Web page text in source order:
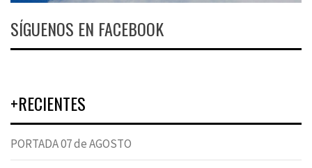
SÍGUENOS EN FACEBOOK
+RECIENTES
PORTADA 07 de AGOSTO